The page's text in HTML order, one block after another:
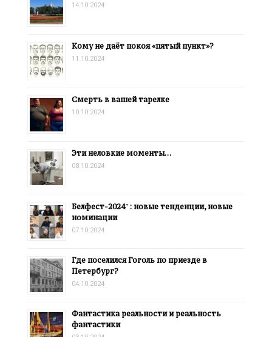
14.10.2024
Кому не даёт покоя «пятый пункт»?
11.10.2024
Смерть в вашей тарелке
10.10.2024
Эти неловкие моменты…
08.10.2024
Белфест-2024″: новые тенденции, новые
номинации
07.10.2024
Где поселился Гоголь по приезде в
Петербург?
04.10.2024
Фантастика реальности и реальность
фантастики